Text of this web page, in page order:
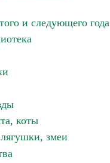
и следующего года
коты
змеи